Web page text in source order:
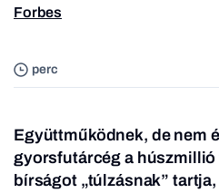
perc
Forbes
Együttműködnek, de nem
gyorsfutárcég a
bírságot „túlzásnak”